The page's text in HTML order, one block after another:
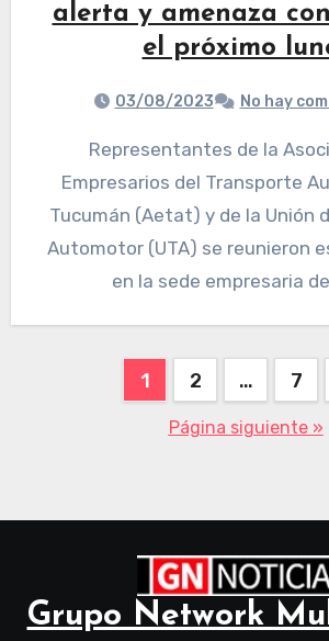
alerta y amenaza
el próximo
03/08/2023 No hay
Representantes de la Asociación de
Empresarios del Transporte
Tucumán (Aetat) y de la Unión
Automotor (UTA) se reunieron
en la sede empresaria
1 2 … 7
Página siguiente »
Grupo Network